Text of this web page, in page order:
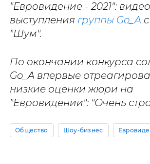
"Евровидение - 2021": видео
выступления группы Go_A
"Шум".
По окончании конкурса
Go_A впервые
низкие оценки жюри на
"Евровидении": "Очень
Общество Шоу-бизнес